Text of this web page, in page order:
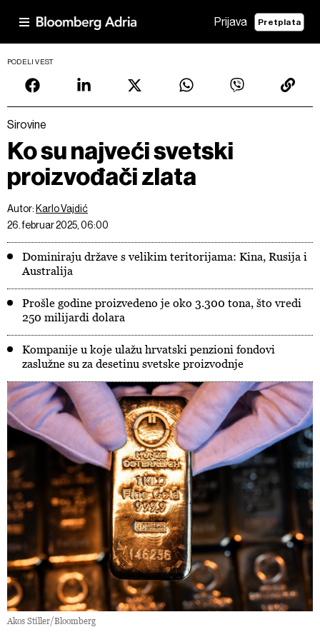
Prijava Pretplata
PODELI VEST
Sirovine
Ko su najveći svetski
proizvođači zlata
Autor: Karlo Vajdić
26. februar 2025, 06:00
Dominiraju države s velikim teritorijama: Kina, Rusija i
Australija
Prošle godine proizvedeno je oko 3.300 tona, što vredi
250 milijardi dolara
Kompanije u koje ulažu hrvatski penzioni fondovi
zaslužne su za desetinu svetske proizvodnje
Akos Stiller/Bloomberg